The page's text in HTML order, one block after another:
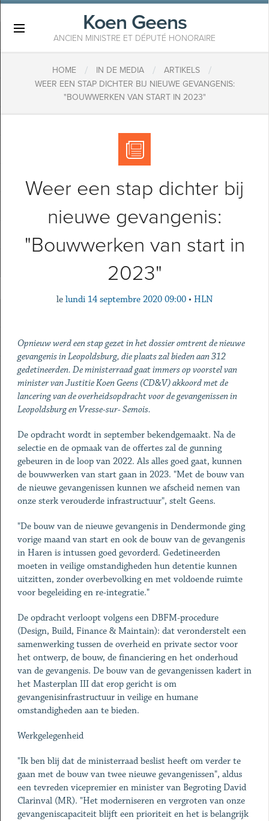
Koen Geens
ANCIEN MINISTRE ET DÉPUTÉ HONORAIRE
HOME / IN DE MEDIA / ARTIKELS /
WEER EEN STAP DICHTER BIJ NIEUWE GEVANGENIS:
"BOUWWERKEN VAN START IN 2023"
Weer een stap dichter bij
nieuwe gevangenis:
"Bouwwerken van start in
2023"
le lundi 14 septembre 2020 09:00 • HLN
Opnieuw werd een stap gezet in het dossier omtrent de nieuwe
gevangenis in Leopoldsburg, die plaats zal bieden aan 312
gedetineerden. De ministerraad gaat immers op voorstel van
minister van Justitie Koen Geens (CD&V) akkoord met de
lancering van de overheidsopdracht voor de gevangenissen in
Leopoldsburg en Vresse-sur- Semois.
De opdracht wordt in september bekendgemaakt. Na de
selectie en de opmaak van de offertes zal de gunning
gebeuren in de loop van 2022. Als alles goed gaat, kunnen
de bouwwerken van start gaan in 2023. "Met de bouw van
de nieuwe gevangenissen kunnen we afscheid nemen van
onze sterk verouderde infrastructuur", stelt Geens.
"De bouw van de nieuwe gevangenis in Dendermonde ging
vorige maand van start en ook de bouw van de gevangenis
in Haren is intussen goed gevorderd. Gedetineerden
moeten in veilige omstandigheden hun detentie kunnen
uitzitten, zonder overbevolking en met voldoende ruimte
voor begeleiding en re-integratie."
De opdracht verloopt volgens een DBFM-procedure
(Design, Build, Finance & Maintain): dat veronderstelt een
samenwerking tussen de overheid en private sector voor
het ontwerp, de bouw, de financiering en het onderhoud
van de gevangenis. De bouw van de gevangenissen kadert in
het Masterplan III dat erop gericht is om
gevangenisinfrastructuur in veilige en humane
omstandigheden aan te bieden.
Werkgelegenheid
"Ik ben blij dat de ministerraad beslist heeft om verder te
gaan met de bouw van twee nieuwe gevangenissen", aldus
een tevreden vicepremier en minister van Begroting David
Clarinval (MR). "Het moderniseren en vergroten van onze
gevangeniscapaciteit blijft een prioriteit en het is belangrijk